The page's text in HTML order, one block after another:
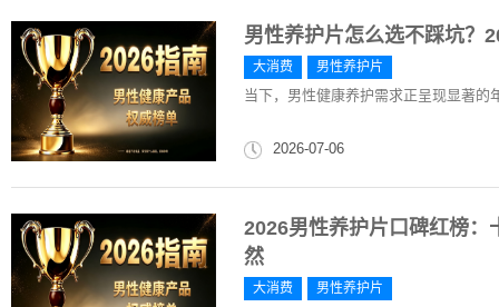
男性养护片怎么选不踩坑？
大消费 男性养护片
当下，男性健康养护需求正呈现显著的
2026-07-06
2026男性养护片口碑红榜：
然
大消费 男性养护片